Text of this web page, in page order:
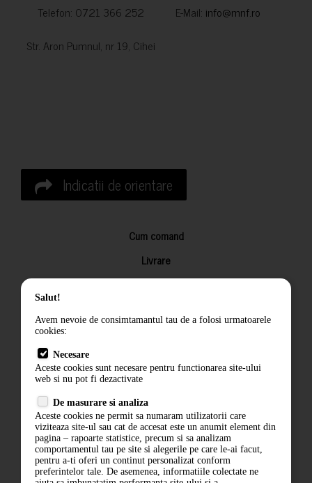
Telefon: 0721 366 252 E-Mail: info@mnf.ro
Str. Aron Pumnul, nr 19, Cihei
Indicatii de orientare
Cum comand
Livrare
Returnarea produselor
Termeni si conditii
Politica de confidentialitate
ANPC
Salut!
Avem nevoie de consimtamantul tau de a folosi urmatoarele
cookies:
Necesare
Aceste cookies sunt necesare pentru functionarea site-ului
web si nu pot fi dezactivate
De masurare si analiza
Aceste cookies ne permit sa numaram utilizatorii care
viziteaza site-ul sau cat de accesat este un anumit element din
pagina – rapoarte statistice, precum si sa analizam
comportamentul tau pe site si alegerile pe care le-ai facut,
pentru a-ti oferi un continut personalizat conform
preferintelor tale. De asemenea, informatiile colectate ne